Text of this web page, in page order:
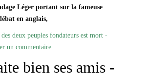
Léger portant sur la fameuse
en anglais,
deux peuples fondateurs est mort -
un commentaire
bien ses amis -